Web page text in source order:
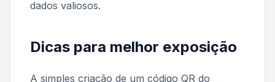
dados valiosos.
Dicas para melhor exposição
A simples criação de um código QR do